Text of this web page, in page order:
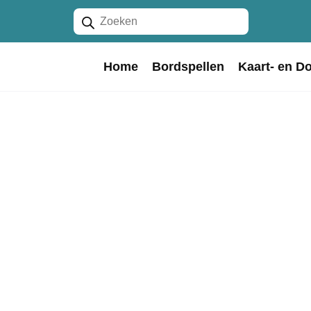
Producten
zoeken
Home Bordspellen Kaart- en